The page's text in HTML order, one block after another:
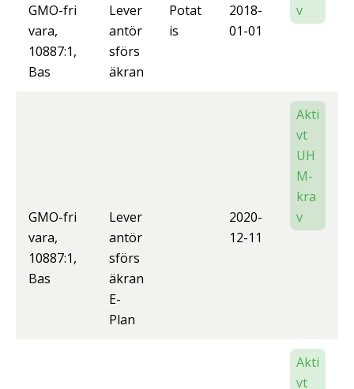
GMO-fri
vara,
10887:1,
Bas
Lever
antör
sförs
äkran
Potat
is
2018-
01-01
v
GMO-fri
vara,
10887:1,
Bas
Lever
antör
sförs
äkran
E-
Plan
2020-
12-11
Akti
vt
UH
M-
kra
v
Akti
vt